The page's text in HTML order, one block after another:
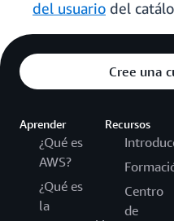
del usuario del
Cree una
Aprender
¿Qué es
AWS?
¿Qué es
la
Recursos
Centro
de